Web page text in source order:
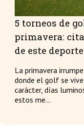
5 torneos de
primavera:
de este deporte
La primavera
donde el golf se vive
carácter, días
estos me...